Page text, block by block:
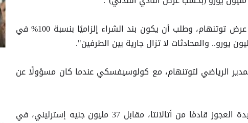
على عرض توتنهام، وطلب أن يكون بند الشراء إلزاميًا بنسبة 100% في
الرياضي لتوتنهام، مع كولوسيفسكي عندما كان مسؤولًا عن
وانضم كولوسيفسكي لصفوف السيدة العجوز قادمًا من أتالانتا، مقابل 37 مليون جنيه إسترليني، في